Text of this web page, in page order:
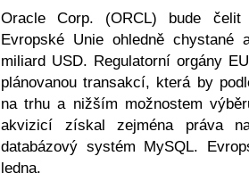
Oracle Corp. (ORCL) bude čelit
Evropské Unie ohledně
miliard USD. Regulatorní orgány
plánovanou transakcí, která by
na trhu a nižším možnostem
akvizicí získal zejména práva
databázový systém MySQL.
ledna.